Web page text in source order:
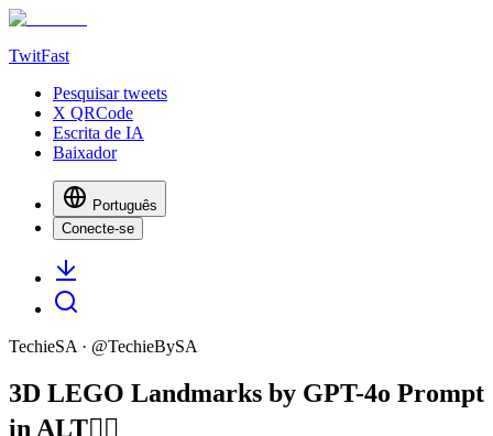
TwitFast
Pesquisar tweets
X QRCode
Escrita de IA
Baixador
Português
Conecte-se
TechieSA · @TechieBySA
3D LEGO Landmarks by GPT-4o Prompt
in ALT👇🏻